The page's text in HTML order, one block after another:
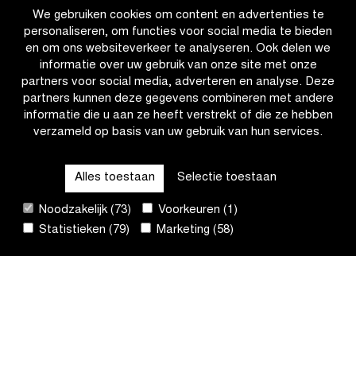
We gebruiken cookies om content en advertenties te
personaliseren, om functies voor social media te bieden
en om ons websiteverkeer te analyseren. Ook delen we
informatie over uw gebruik van onze site met onze
partners voor social media, adverteren en analyse. Deze
partners kunnen deze gegevens combineren met andere
informatie die u aan ze heeft verstrekt of die ze hebben
verzameld op basis van uw gebruik van hun services.
Alles toestaan Selectie toestaan
Noodzakelijk (73)
Voorkeuren (1)
Statistieken (79)
Marketing (58)
Breek
hoofd
niet
over,
draag
een
Lorena
Wiebes
op
in
de
Scheldeprijs?
OTHER RACES
CONTACT